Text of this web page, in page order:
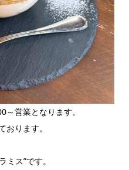
営業となります。
ります。
ス”です。